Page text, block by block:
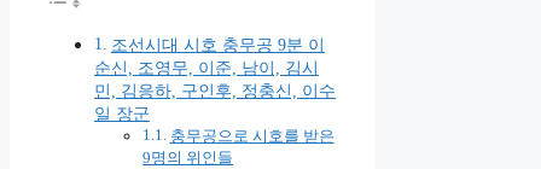
조선시대 시호 충무공 9분 이
순신, 조영무, 이준, 남이, 김시
민, 김응하, 구인후, 정충신, 이수
일 장군
충무공으로 시호를 받은
9명의 위인들